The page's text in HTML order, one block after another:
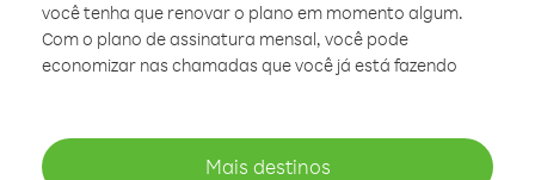
você tenha que renovar o plano em momento algum.
Com o plano de assinatura mensal, você pode
economizar nas chamadas que você já está fazendo
Mais destinos